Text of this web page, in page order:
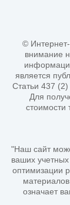
©
внимание
является
Статьи 437 (2)
Для
стоимости
"Наш сайт
ваших
оптимизации
означает